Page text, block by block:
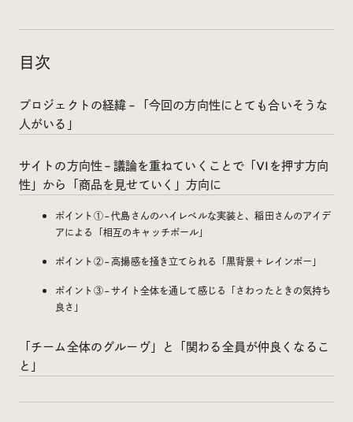
@iDID.team
Project byFOURDIGIT SHIFTBRAINandWab Design
Collaboration withOUGON
Privacy Policy
目次
プロジェクトの経緯 – 「今回の方向性にとても合いそうな
人がいる」
サイトの方向性 – 議論を重ねていくことで「VIを押す方向
性」から「商品を見せていく」方向に
ポイント① – 代島さんのハイレベルな実装と、稲田さんのアイデ
アによる「相互のキャッチボール」
ポイント② – 高揚感を掻き立てられる「黒背景＋レインボー」
ポイント③ – サイト全体を通して感じる「さわったときの気持ち
良さ」
「チーム全体のグルーヴ」と「関わる全員が仲良くなるこ
と」